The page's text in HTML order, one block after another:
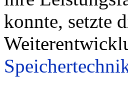
konnte, setzte